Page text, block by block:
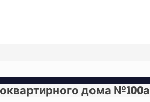
дома №100а